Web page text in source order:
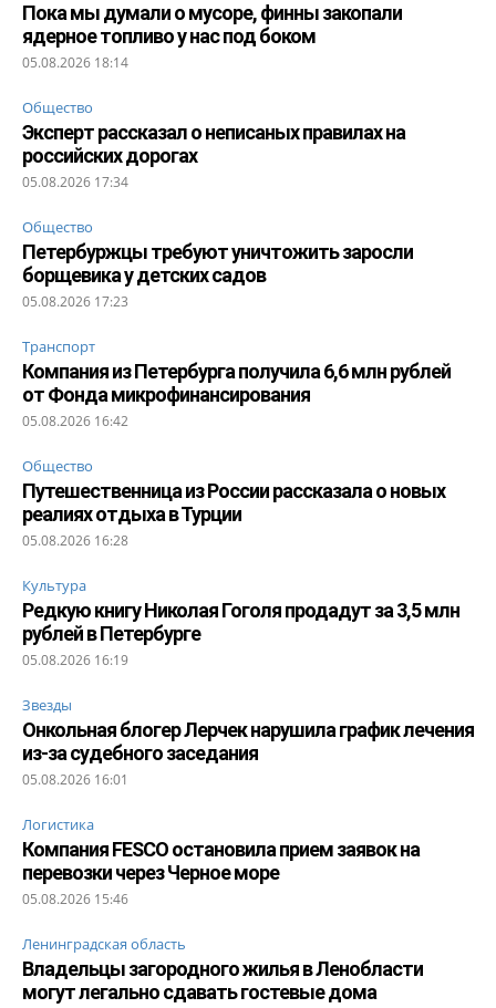
Пока мы думали о мусоре, финны закопали
ядерное топливо у нас под боком
05.08.2026 18:14
Общество
Эксперт рассказал о неписаных правилах на
российских дорогах
05.08.2026 17:34
Общество
Петербуржцы требуют уничтожить заросли
борщевика у детских садов
05.08.2026 17:23
Транспорт
Компания из Петербурга получила 6,6 млн рублей
от Фонда микрофинансирования
05.08.2026 16:42
Общество
Путешественница из России рассказала о новых
реалиях отдыха в Турции
05.08.2026 16:28
Культура
Редкую книгу Николая Гоголя продадут за 3,5 млн
рублей в Петербурге
05.08.2026 16:19
Звезды
Онкольная блогер Лерчек нарушила график лечения
из-за судебного заседания
05.08.2026 16:01
Логистика
Компания FESCO остановила прием заявок на
перевозки через Черное море
05.08.2026 15:46
Ленинградская область
Владельцы загородного жилья в Ленобласти
могут легально сдавать гостевые дома